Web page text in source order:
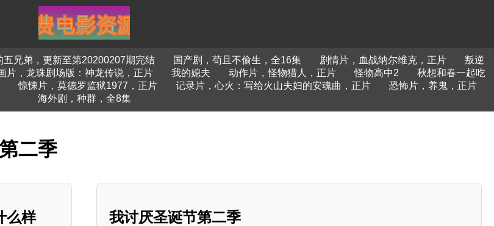
五兄弟，更新至第20200207期完结 国产剧，苟且不偷生，全16集 剧情片，血战纳尔维克，正片
叛逆
片，龙珠剧场版：神龙传说，正片 我的媳夫 动作片，怪物猎人，正片 怪物高中2
秋想和春一起吃
惊悚片，莫德罗监狱1977，正片 记录片，心火：写给火山夫妇的安魂曲，正片
恐怖片，养鬼，正片
海外剧，种群，全8集
二季
么样
我讨厌圣诞节第二季